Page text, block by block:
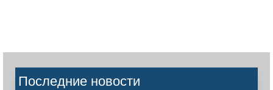
Последние новости